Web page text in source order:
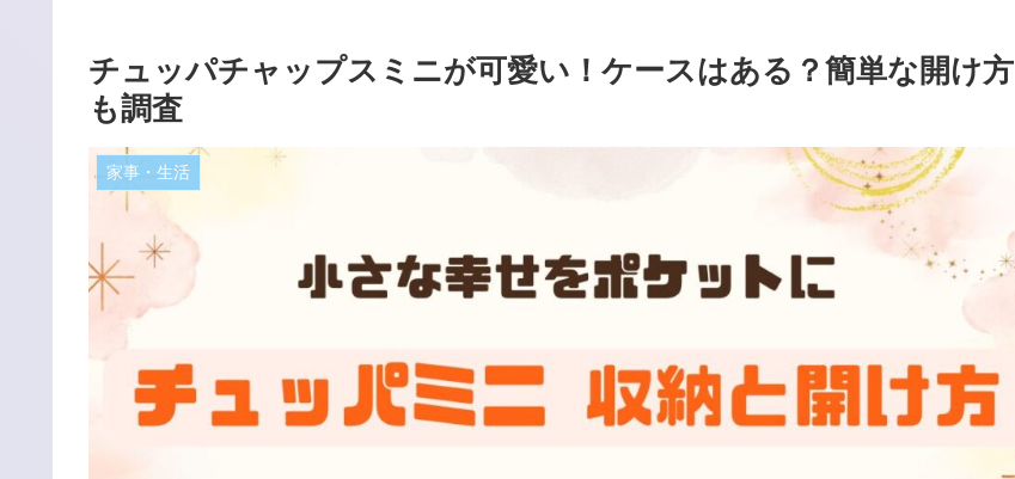
チュッパチャップスミニが可愛い！ケースはある？簡単な開け方
も調査
家事・生活